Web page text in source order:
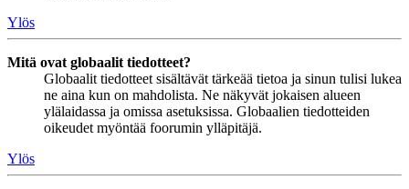
Ylös
Mitä ovat globaalit tiedotteet?
Globaalit tiedotteet sisältävät tärkeää tietoa ja sinun tulisi lukea
ne aina kun on mahdolista. Ne näkyvät jokaisen alueen
ylälaidassa ja omissa asetuksissa. Globaalien tiedotteiden
oikeudet myöntää foorumin ylläpitäjä.
Ylös